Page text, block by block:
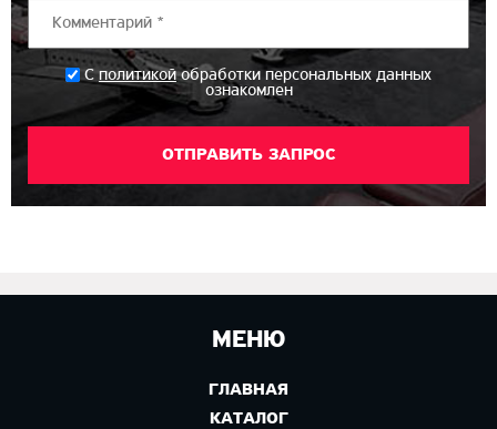
* Сполитикойобработки персональных данных
ознакомлен
МЕНЮ
ГЛАВНАЯ
КАТАЛОГ